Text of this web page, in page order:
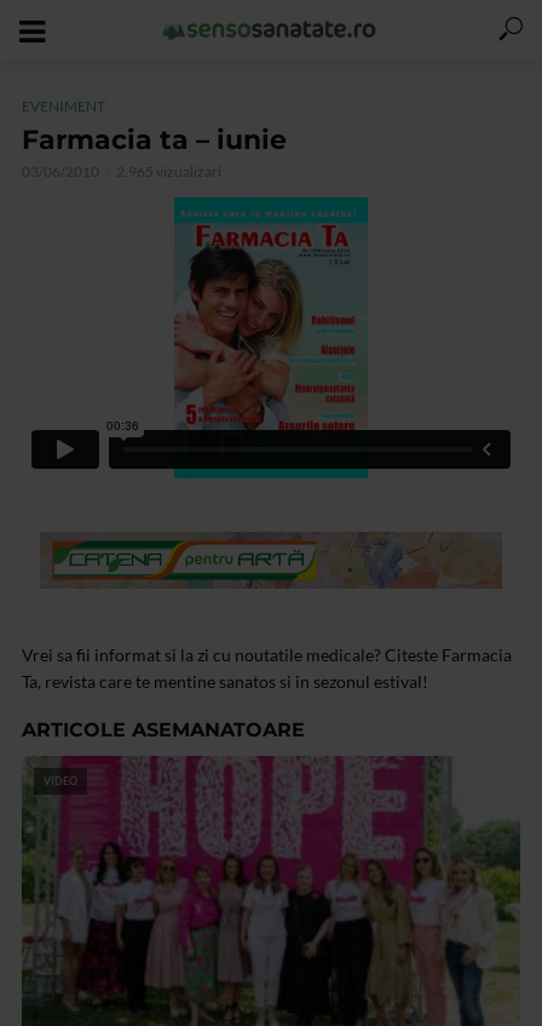
EVENIMENT
Farmacia ta – iunie
03/06/2010 2.965 vizualizari
Vrei sa fii informat si la zi cu noutatile medicale? Citeste Farmacia
Ta, revista care te mentine sanatos si in sezonul estival!
ARTICOLE ASEMANATOARE
VIDEO